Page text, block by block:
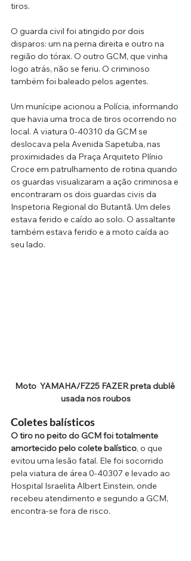
tiros.
O guarda civil foi atingido por dois
disparos: um na perna direita e outro na
região do tórax. O outro GCM, que vinha
logo atrás, não se feriu. O criminoso
também foi baleado pelos agentes.
Um munícipe acionou a Polícia, informando
que havia uma troca de tiros ocorrendo no
local. A viatura 0-40310 da GCM se
deslocava pela Avenida Sapetuba, nas
proximidades da Praça Arquiteto Plínio
Croce em patrulhamento de rotina quando
os guardas visualizaram a ação criminosa e
encontraram os dois guardas civis da
Inspetoria Regional do Butantã. Um deles
estava ferido e caído ao solo. O assaltante
também estava ferido e a moto caída ao
seu lado.
Moto  YAMAHA/FZ25 FAZER preta dublê
usada nos roubos
Coletes balísticos
O tiro no peito do GCM foi totalmente
amortecido pelo colete balístico, o que
evitou uma lesão fatal. Ele foi socorrido
pela viatura de área 0-40307 e levado ao
Hospital Israelita Albert Einstein, onde
recebeu atendimento e segundo a GCM,
encontra-se fora de risco.